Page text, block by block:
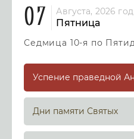
07 Августа, 2026 год
Пятница
Дни памяти Святых